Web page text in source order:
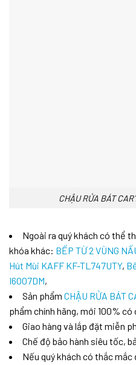
CHẬU RỬA BÁT
Ngoài ra quý khách có thể
khóa khác: BẾP TỪ 2 VÙNG
Hút Mùi KAFF KF-TL747UTY,
I6007DM,
Sản phẩm CHẬU RỬA BÁT
phẩm chính hãng, mới 100%
Giao hàng và lắp đặt miễn
Chế độ bảo hành siêu tốc,
Nếu quý khách có thắc mắc